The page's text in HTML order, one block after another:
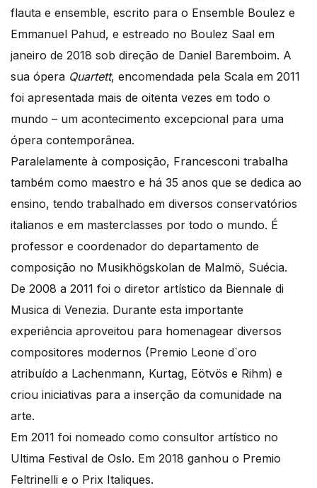
flauta e ensemble, escrito para o Ensemble Boulez e
Emmanuel Pahud, e estreado no Boulez Saal em
janeiro de 2018 sob direção de Daniel Baremboim. A
sua ópera Quartett, encomendada pela Scala em 2011
foi apresentada mais de oitenta vezes em todo o
mundo – um acontecimento excepcional para uma
ópera contemporânea.
Paralelamente à composição, Francesconi trabalha
também como maestro e há 35 anos que se dedica ao
ensino, tendo trabalhado em diversos conservatórios
italianos e em masterclasses por todo o mundo. É
professor e coordenador do departamento de
composição no Musikhögskolan de Malmö, Suécia.
De 2008 a 2011 foi o diretor artístico da Biennale di
Musica di Venezia. Durante esta importante
experiência aproveitou para homenagear diversos
compositores modernos (Premio Leone d`oro
atribuído a Lachenmann, Kurtag, Eötvös e Rihm) e
criou iniciativas para a inserção da comunidade na
arte.
Em 2011 foi nomeado como consultor artístico no
Ultima Festival de Oslo. Em 2018 ganhou o Premio
Feltrinelli e o Prix Italiques.